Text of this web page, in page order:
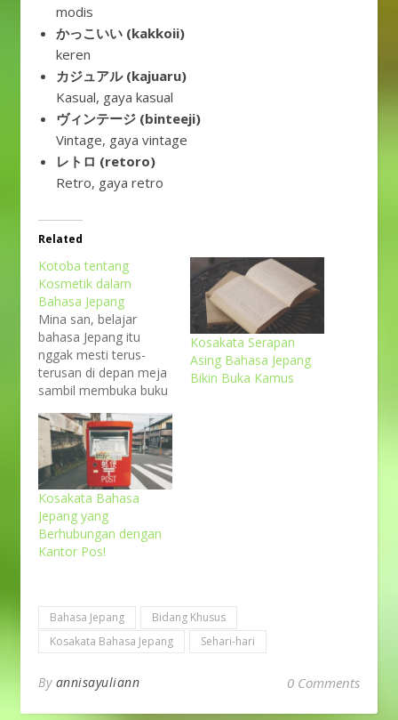
modis
かっこいい (kakkoii)
keren
カジュアル (kajuaru)
Kasual, gaya kasual
ヴィンテージ (binteeji)
Vintage, gaya vintage
レトロ (retoro)
Retro, gaya retro
Related
Kotoba tentang
Kosmetik dalam
Bahasa Jepang
Mina san, belajar
bahasa Jepang itu
nggak mesti terus-
terusan di depan meja
sambil membuka buku
manapun kita bisa
menggunakan waktu
untuk belajar dan
memperkaya
pengetahuan
kosakata, agar kita
bisa makin pede nih
saat berbicara dalam
kesempatan…
Kosakata Serapan
Asing Bahasa Jepang
Bikin Buka Kamus
Kosakata Bahasa
Jepang yang
Berhubungan dengan
Kantor Pos!
Bahasa Jepang
Bidang Khusus
Kosakata Bahasa Jepang
Sehari-hari
By annisayuliann 0 Comments